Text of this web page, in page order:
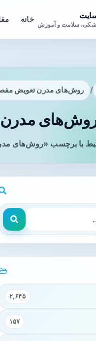
سلامت و آموزش
خانه
/ روش‌های مدرن تعویض
مدرن
با برچسب «روش‌های
۲,۶۴۵
۱۵۷